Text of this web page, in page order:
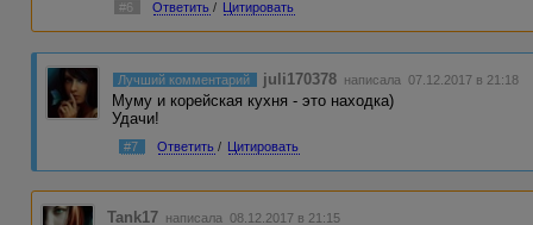
#6 Ответить / Цитировать
Лучший комментарий juli170378 написала 07.12.2017 в 21:18
Муму и корейская кухня - это находка)
Удачи!
#7 Ответить / Цитировать
Tank17 написала 08.12.2017 в 21:15